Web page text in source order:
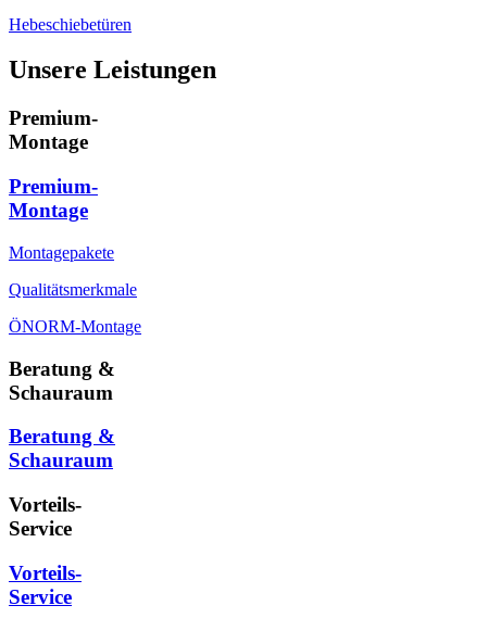
Hebeschiebetüren
Unsere Leistungen
Premium-
Montage
Premium-
Montage
Montagepakete
Qualitätsmerkmale
ÖNORM-Montage
Beratung &
Schauraum
Beratung &
Schauraum
Vorteils-
Service
Vorteils-
Service